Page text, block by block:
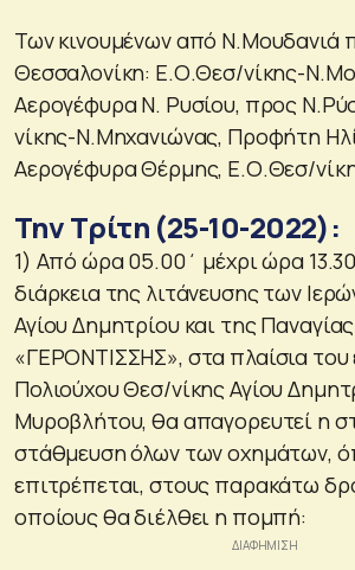
Των κινουμένων από Ν.Μουδανιά
Θεσσαλονίκη: Ε.Ο.Θεσ/νίκης-
Αερογέφυρα Ν. Ρυσίου, προς
νίκης-Ν.Μηχανιώνας, Προφήτη
Αερογέφυρα Θέρμης, Ε.Ο.Θεσ/
Την Τρίτη (25-10-2022):
1) Από ώρα 05.00΄ μέχρι ώρα
διάρκεια της λιτάνευσης των
Αγίου Δημητρίου και της Παναγίας
«ΓΕΡΟΝΤΙΣΣΗΣ», στα πλαίσια
Πολιούχου Θεσ/νίκης Αγίου
Μυροβλήτου, θα απαγορευτεί η
στάθμευση όλων των οχημάτων,
επιτρέπεται, στους παρακάτω
οποίους θα διέλθει η πομπή: